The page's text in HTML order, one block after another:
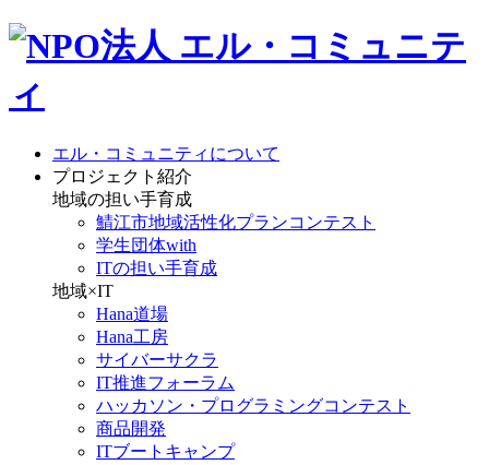
エル・コミュニティについて
プロジェクト紹介
地域の担い手育成
鯖江市地域活性化プランコンテスト
学生団体with
ITの担い手育成
地域×IT
Hana道場
Hana工房
サイバーサクラ
IT推進フォーラム
ハッカソン・プログラミングコンテスト
商品開発
ITブートキャンプ